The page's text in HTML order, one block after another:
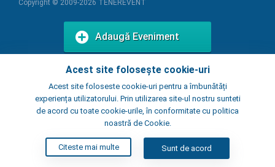
Acest site folosește cookie-uri
Acest site foloseste cookie-uri pentru a îmbunătăți
experiența utilizatorului. Prin utilizarea site-ul nostru sunteti
de acord cu toate cookie-urile, în conformitate cu politica
noastră de Cookie.
Citeste mai multe Sunt de acord
Copyright © 2009-2026 TENEREVENT
Adaugă Eveniment
Adaugă Local